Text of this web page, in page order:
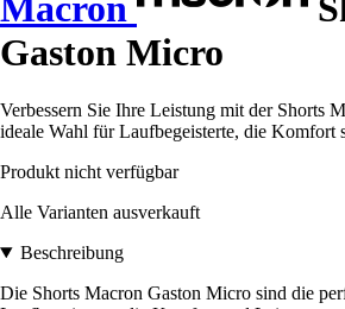
Gaston Micro
Verbessern Sie Ihre Leistung mit der Shorts
ideale Wahl für Laufbegeisterte, die Komfort
Produkt nicht verfügbar
Alle Varianten ausverkauft
Beschreibung
Die Shorts Macron Gaston Micro sind die